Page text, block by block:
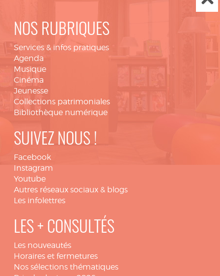
NOS RUBRIQUES
Services & infos pratiques
Agenda
Musique
Cinéma
Jeunesse
Collections patrimoniales
Bibliothèque numérique
SUIVEZ NOUS !
Facebook
Instagram
Youtube
Autres réseaux sociaux & blogs
Les infolettres
LES + CONSULTÉS
Les nouveautés
Horaires et fermetures
Nos sélections thématiques